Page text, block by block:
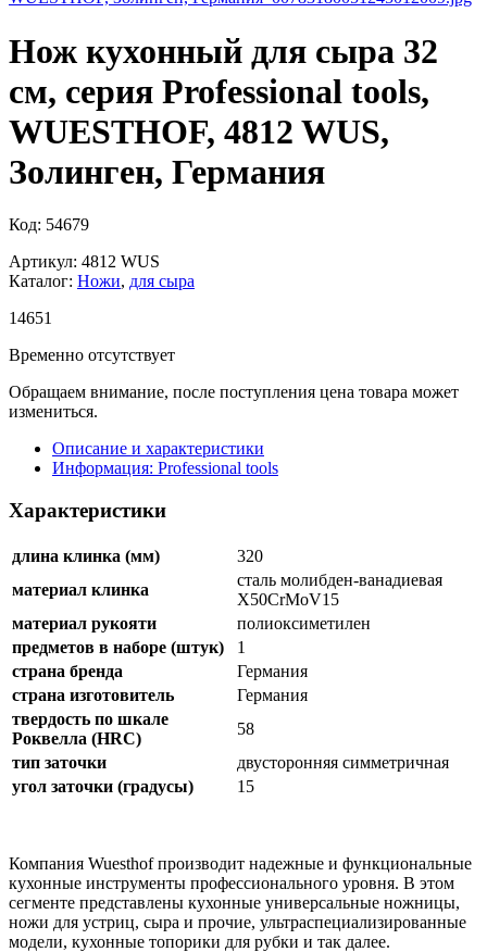
Нож кухонный для сыра 32
см, серия Professional tools,
WUESTHOF, 4812 WUS,
Золинген, Германия
Код: 54679
Артикул: 4812 WUS
Каталог: Ножи, для сыра
14651
Временно отсутствует
Обращаем внимание, после поступления цена товара может
измениться.
Описание и характеристики
Информация: Professional tools
Характеристики
длина клинка (мм)
320
материал клинка
сталь молибден-ванадиевая
X50CrMoV15
материал рукояти
полиоксиметилен
предметов в наборе (штук)
1
страна бренда
Германия
страна изготовитель
Германия
твердость по шкале
Роквелла (HRC)
58
тип заточки
двусторонняя симметричная
угол заточки (градусы)
15
Компания Wuesthof производит надежные и функциональные
кухонные инструменты профессионального уровня. В этом
сегменте представлены кухонные универсальные ножницы,
ножи для устриц, сыра и прочие, ультраспециализированные
модели, кухонные топорики для рубки и так далее.